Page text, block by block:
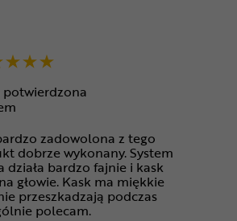
zadowolona z tego
dobrze wykonany. System
działa bardzo fajnie i kask
głowie. Kask ma miękkie
przeszkadzają podczas
polecam.